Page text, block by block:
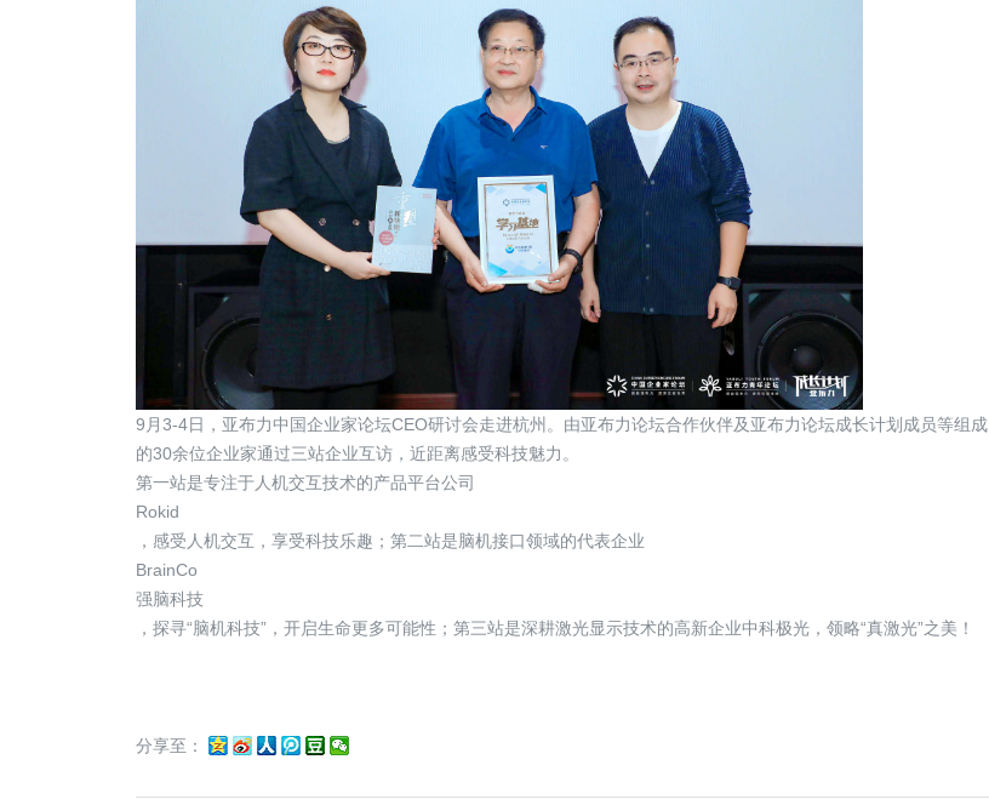
9月3-4日，亚布力中国企业家论坛CEO研讨会走进杭州。由亚布力论坛合作伙伴及亚布力论坛成长计划成员等组成
的30余位企业家通过三站企业互访，近距离感受科技魅力。
第一站是专注于人机交互技术的产品平台公司
Rokid
，感受人机交互，享受科技乐趣；第二站是脑机接口领域的代表企业
BrainCo
强脑科技
，探寻“脑机科技”，开启生命更多可能性；第三站是深耕激光显示技术的高新企业中科极光 ，领略“真激光”之美！
分享至：